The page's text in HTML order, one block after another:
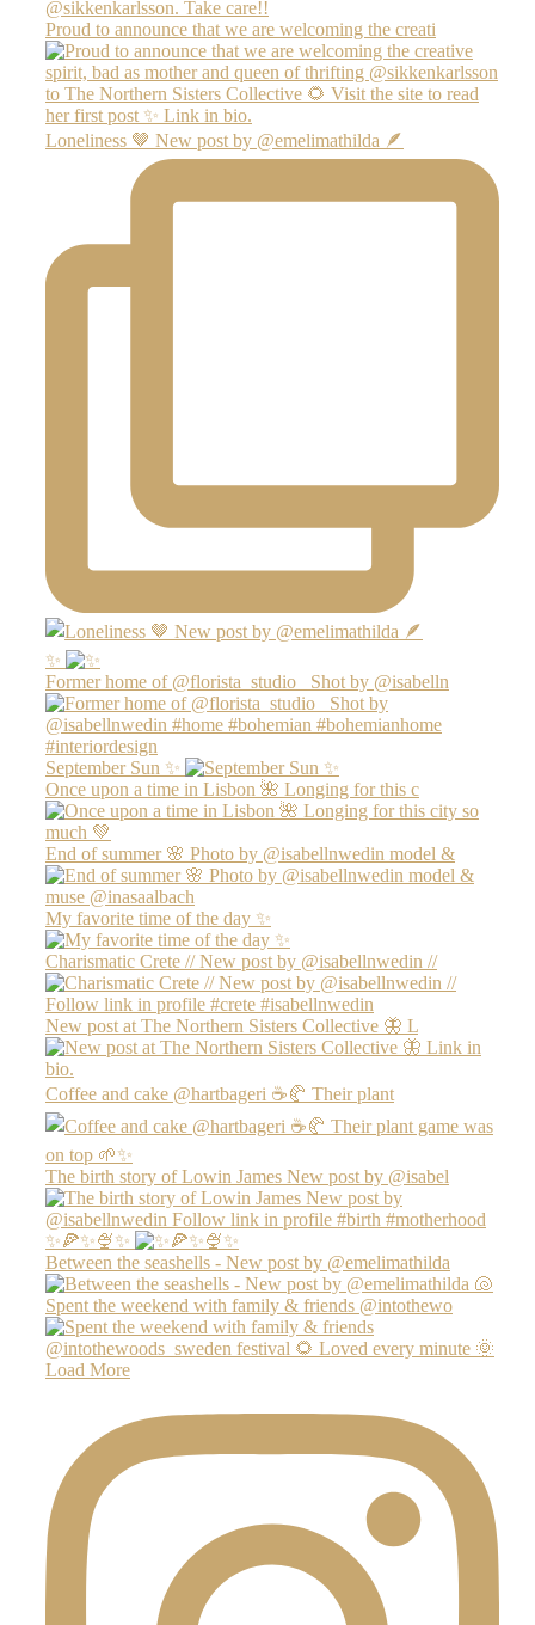
Proud to announce that we are welcoming the creati
Loneliness 🤎 New post by @emelimathilda 🪶
✨
Former home of @florista_studio_ Shot by @isabelln
September Sun ✨
Once upon a time in Lisbon 🌺 Longing for this c
End of summer 🌸 Photo by @isabellnwedin model &
My favorite time of the day ✨
Charismatic Crete // New post by @isabellnwedin //
New post at The Northern Sisters Collective 🦋 L
Coffee and cake @hartbageri ☕️🥐 Their plant
The birth story of Lowin James New post by @isabel
✨🍕✨🍨✨
Between the seashells - New post by @emelimathilda
Spent the weekend with family & friends @intothewo
Load More